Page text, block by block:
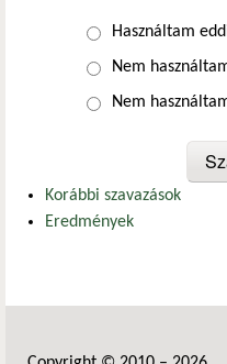
Választások
Használtam
Nem
Nem
Korábbi szavazások
Eredmények